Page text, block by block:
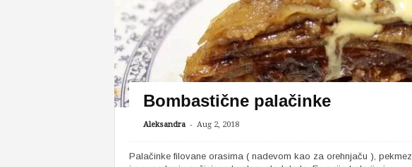
Bombastične palačinke
Aleksandra - Aug 2, 2018
Palačinke filovane orasima ( nadevom kao za orehnjaču ),